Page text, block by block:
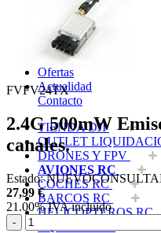
Ofertas
Actualidad
Contacto
TIENDA DJI
OUTLET
DRONES Y FPV
AVIONES RC
COCHES RC
BARCOS RC
HELICOPTEROS RC
FVFV24TX
2.4G 500mW
canales.
Estado:NUEVO
27,99 €
21.00%IVA incluido
-